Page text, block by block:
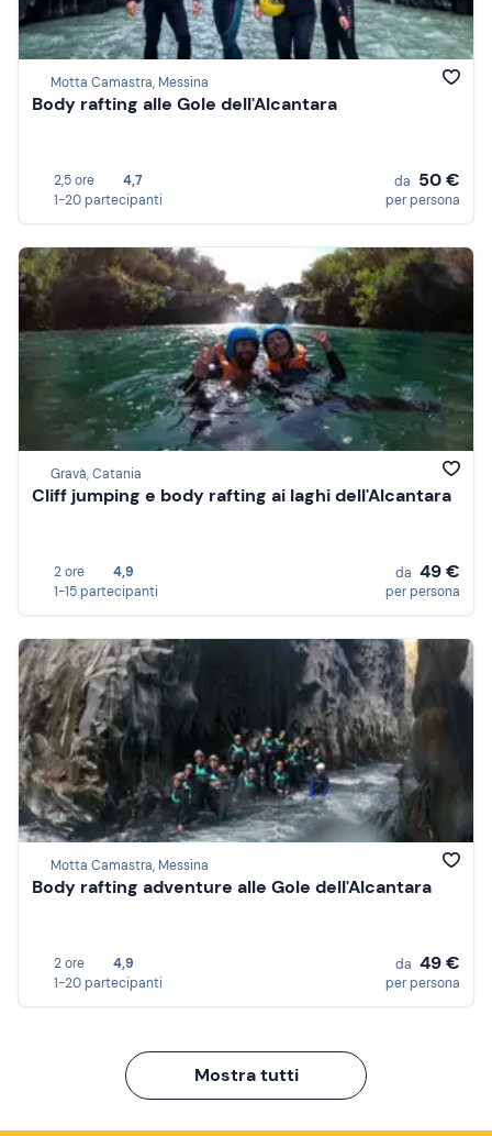
Motta Camastra, Messina
Body rafting alle Gole dell'Alcantara
2,5 ore
4,7
1-20 partecipanti
da 50 €
per persona
Gravà, Catania
Cliff jumping e body rafting ai laghi dell'Alcantara
2 ore
4,9
1-15 partecipanti
da 49 €
per persona
Motta Camastra, Messina
Body rafting adventure alle Gole dell'Alcantara
2 ore
4,9
1-20 partecipanti
da 49 €
per persona
Mostra tutti